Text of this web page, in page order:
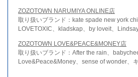
ZOZOTOWN NARUMIYA ONLINE店
取り扱いブランド：kate spade new york
LOVETOXIC、kladskap、by loveit、
ZOZOTOWN LOVE&PEACE&MONEY店
取り扱いブランド：After the rain、
Love&Peace&Money、sense of wonder、